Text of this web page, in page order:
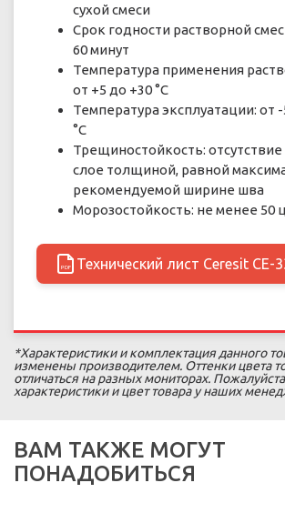
сухой смеси
Срок годности растворной
60 минут
Температура применения
от +5 до +30 °C
Температура эксплуатации: от -
°C
Трещиностойкость:
слое толщиной, равной
рекомендуемой ширине шва
Морозостойкость: не менее 50
PDF Технический лист Ceresit CE-
*Характеристики и комплектация данного
изменены производителем. Оттенки цвета
отличаться на разных мониторах.
характеристики и цвет товара у наших
ВАМ ТАКЖЕ МОГУТ
ПОНАДОБИТЬСЯ